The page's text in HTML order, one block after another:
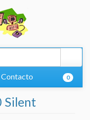
Contacto 0
Silent